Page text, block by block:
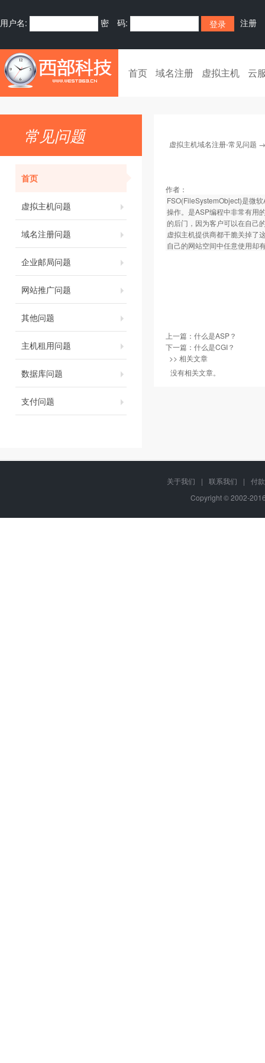
用户名: 密 码: 注册
首页 域名注册 虚拟主机 云
常见问题
首页
虚拟主机问题
域名注册问题
企业邮局问题
网站推广问题
其他问题
主机租用问题
数据库问题
支付问题
虚拟主机域名注册-常见问题
作者：
FSO(FileSystemObject)是微
操作。是ASP编程中非常有用
的后门，因为客户可以在自己
虚拟主机提供商都干脆关掉了
自己的网站空间中任意使用却
上一篇： 什么是ASP？
下一篇： 什么是CGI？
>> 相关文章
没有相关文章。
关于我们 | 联系我们 |
付
Copyright © 2002-